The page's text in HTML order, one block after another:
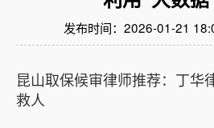
发布时间：2026-01-21
昆山取保候审律师推荐：丁华
救人